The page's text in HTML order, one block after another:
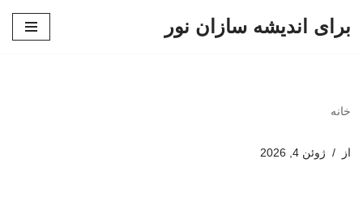
برای اندیشه سازان نور
خانه
از ژوئن 4, 2026